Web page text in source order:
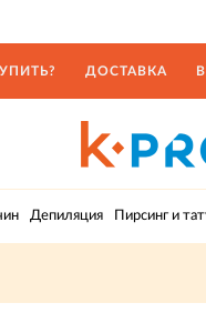
ДОСТАВКА
Депиляция Пирсинг и